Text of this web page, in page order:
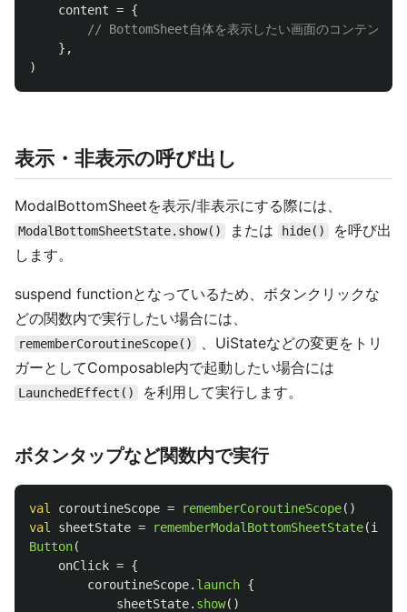
content = {
// BottomSheet自体を表示したい画面のコンテンツ
},
)
表示・非表示の呼び出し
ModalBottomSheetを表示/非表示にする際には、
ModalBottomSheetState.show() または hide()
を呼び出
します。
suspend functionとなっているため、ボタンクリックな
どの関数内で実行したい場合には、
rememberCoroutineScope()
、UiStateなどの変更をトリ
ガーとしてComposable内で起動したい場合には
LaunchedEffect() を利用して実行します。
ボタンタップなど関数内で実行
val coroutineScope = rememberCoroutineScope()
val
sheetState = rememberModalBottomSheetState(
Button(
onClick = {
coroutineScope. launch {
sheetState. show()